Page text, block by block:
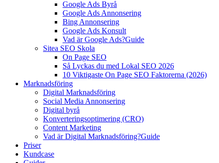
Google Ads Byrå
Google Ads Annonsering
Bing Annonsering
Google Ads Konsult
Vad är Google Ads?Guide
Sitea SEO Skola
On Page SEO
Så Lyckas du med Lokal SEO 2026
10 Viktigaste On Page SEO Faktorerna (2026)
Marknadsföring
Digital Marknadsföring
Social Media Annonsering
Digital byrå
Konverteringsoptimering (CRO)
Content Marketing
Vad är Digital Marknadsföring?Guide
Priser
Kundcase